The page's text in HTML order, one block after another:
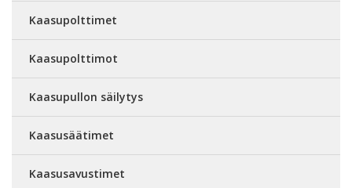
Kaasupolttimet
Kaasupolttimot
Kaasupullon säilytys
Kaasusäätimet
Kaasusavustimet